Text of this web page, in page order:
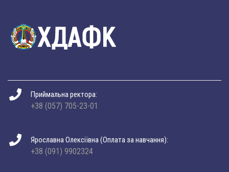
Приймальна ректора:
+38 (057) 705-23-01
Ярославна Олексіївна (Оплата за навчання):
+38 (091) 9902324